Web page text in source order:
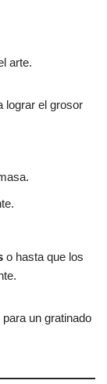
arte.
lograr el grosor
o hasta que los
un gratinado